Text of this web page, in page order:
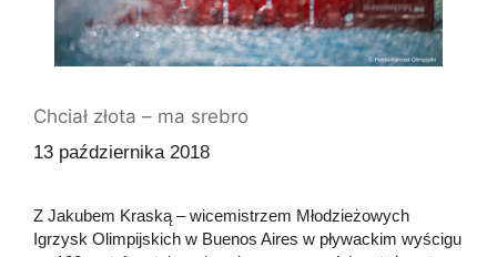
Chciał złota – ma srebro
13 października 2018
Z Jakubem Kraską – wicemistrzem Młodzieżowych
Igrzysk Olimpijskich w Buenos Aires w pływackim wyścigu